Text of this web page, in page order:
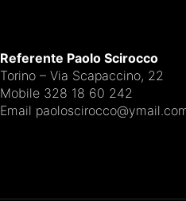
massello
Referente Paolo Scirocco
Torino – Via Scapaccino, 22
Mobile 328 18 60 242
Email